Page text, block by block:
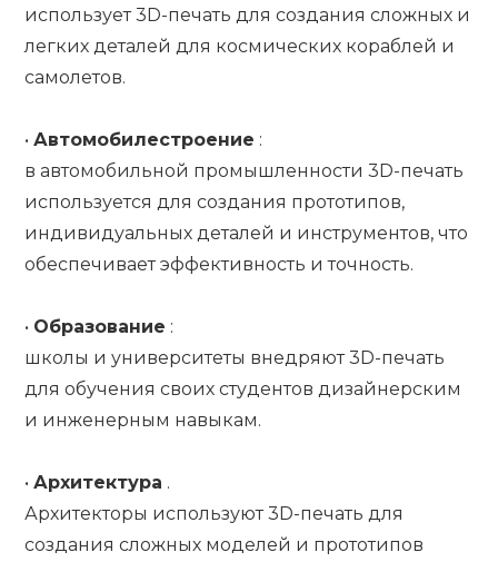
использует 3D-печать для создания сложных и
легких деталей для космических кораблей и
самолетов.
•Автомобилестроение :
в автомобильной промышленности 3D-печать
используется для создания прототипов,
индивидуальных деталей и инструментов, что
обеспечивает эффективность и точность.
• Образование :
школы и университеты внедряют 3D-печать
для обучения своих студентов дизайнерским
и инженерным навыкам.
•Архитектура .
Архитекторы используют 3D-печать для
создания сложных моделей и прототипов